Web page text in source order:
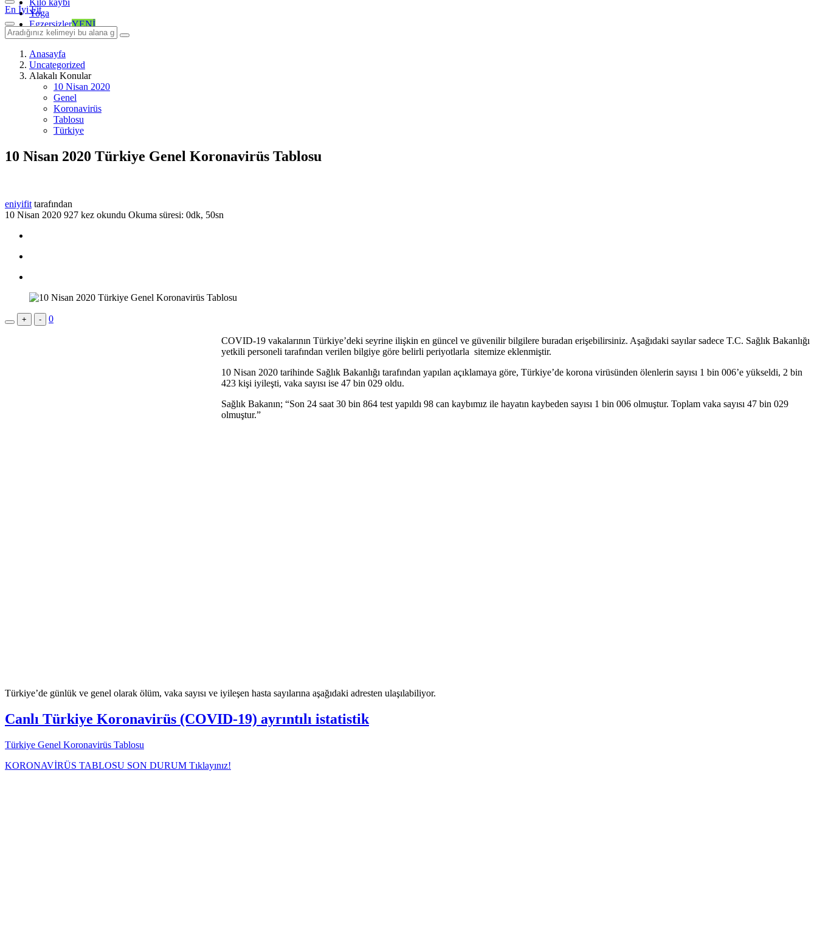
Kilo kaybı
Yoga
EgzersizlerYENİ
En İyi Fit
Anasayfa
Uncategorized
Alakalı Konular
10 Nisan 2020
Genel
Koronavirüs
Tablosu
Türkiye
10 Nisan 2020 Türkiye Genel Koronavirüs Tablosu
eniyifit tarafından
10 Nisan 2020 927 kez okundu Okuma süresi: 0dk, 50sn
+ - 0
COVID-19 vakalarının Türkiye’deki seyrine ilişkin en güncel ve güvenilir bilgilere buradan erişebilirsiniz. Aşağıdaki sayılar sadece T.C. Sağlık Bakanlığı
yetkili personeli tarafından verilen bilgiye göre belirli periyotlarla sitemize eklenmiştir.
10 Nisan 2020 tarihinde Sağlık Bakanlığı tarafından yapılan açıklamaya göre, Türkiye’de korona virüsünden ölenlerin sayısı 1 bin 006’e yükseldi, 2 bin
423 kişi iyileşti, vaka sayısı ise 47 bin 029 oldu.
Sağlık Bakanın; “Son 24 saat 30 bin 864 test yapıldı 98 can kaybımız ile hayatın kaybeden sayısı 1 bin 006 olmuştur. Toplam vaka sayısı 47 bin 029
olmuştur.”
Türkiye’de günlük ve genel olarak ölüm, vaka sayısı ve iyileşen hasta sayılarına aşağıdaki adresten ulaşılabiliyor.
Canlı Türkiye Koronavirüs (COVID-19) ayrıntılı istatistik
Türkiye Genel Koronavirüs Tablosu
KORONAVİRÜS TABLOSU SON DURUM Tıklayınız!